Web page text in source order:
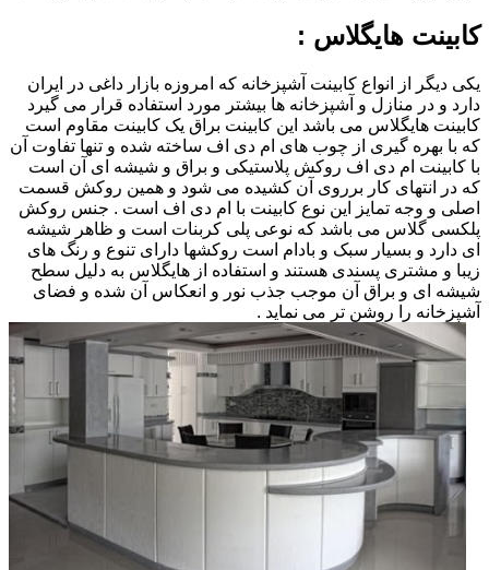
کابینت هایگلاس :
یکی دیگر از انواع کابینت آشپزخانه که امروزه بازار داغی در ایران
دارد و در منازل و آشپزخانه ها بیشتر مورد استفاده قرار می گیرد
کابینت هایگلاس می باشد این کابینت براق یک کابینت مقاوم است
که با بهره گیری از چوب های ام دی اف ساخته شده و تنها تفاوت آن
با کابینت ام دی اف روکش پلاستیکی و براق و شیشه ای آن است
که در انتهای کار برروی آن کشیده می شود و همین روکش قسمت
اصلی و وجه تمایز این نوع کابینت با ام دی اف است . جنس روکش
پلکسی گلاس می باشد که نوعی پلی کربنات است و ظاهر شیشه
ای دارد و بسیار سبک و بادام است روکشها دارای تنوع و رنگ های
زیبا و مشتری پسندی هستند و استفاده از هایگلاس به دلیل سطح
شیشه ای و براق آن موجب جذب نور و انعکاس آن شده و فضای
آشپزخانه را روشن تر می نماید .